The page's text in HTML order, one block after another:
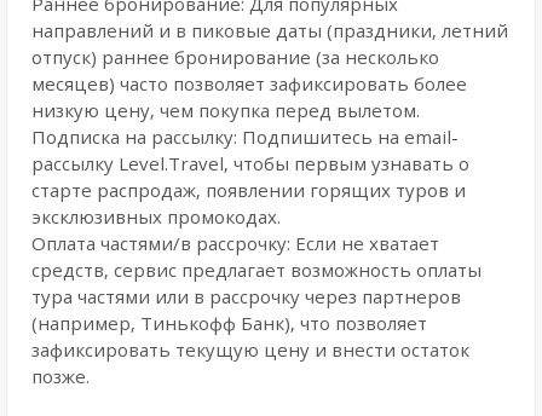
направлений и в пиковые даты (праздники, летний
отпуск) раннее бронирование (за несколько
месяцев) часто позволяет зафиксировать более
низкую цену, чем покупка перед вылетом.
Подписка на рассылку: Подпишитесь на email-
рассылку Level.Travel, чтобы первым узнавать о
старте распродаж, появлении горящих туров и
эксклюзивных промокодах.
Оплата частями/в рассрочку: Если не хватает
средств, сервис предлагает возможность оплаты
тура частями или в рассрочку через партнеров
(например, Тинькофф Банк), что позволяет
зафиксировать текущую цену и внести остаток
позже.